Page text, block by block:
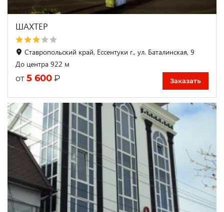
ШАХТЕР
Ставропольский край, Ессентуки г., ул. Баталинская, 9
До центра 922 м
от 5 600 ₽ Заказать